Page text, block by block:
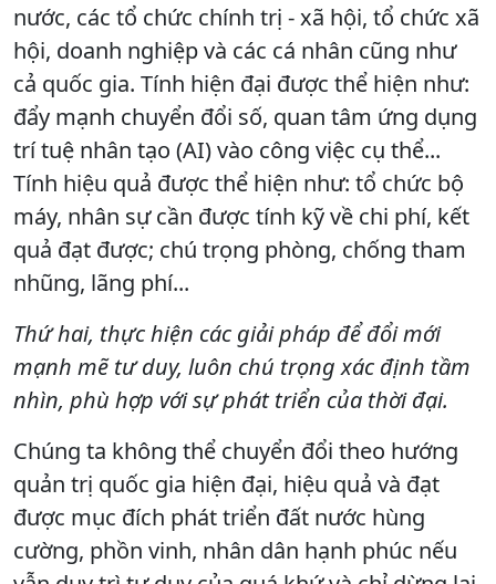
nước, các tổ chức chính trị - xã hội, tổ chức xã
hội, doanh nghiệp và các cá nhân cũng như
cả quốc gia. Tính hiện đại được thể hiện như:
đẩy mạnh chuyển đổi số, quan tâm ứng dụng
trí tuệ nhân tạo (AI) vào công việc cụ thể...
Tính hiệu quả được thể hiện như: tổ chức bộ
máy, nhân sự cần được tính kỹ về chi phí, kết
quả đạt được; chú trọng phòng, chống tham
nhũng, lãng phí...
Thứ hai, thực hiện các giải pháp để đổi mới
mạnh mẽ tư duy, luôn chú trọng xác định tầm
nhìn, phù hợp với sự phát triển của thời đại.
Chúng ta không thể chuyển đổi theo hướng
quản trị quốc gia hiện đại, hiệu quả và đạt
được mục đích phát triển đất nước hùng
cường, phồn vinh, nhân dân hạnh phúc nếu